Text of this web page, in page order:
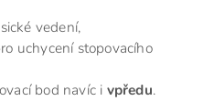
vedení,
uchycení stopovacího
bod navíc i vpředu.